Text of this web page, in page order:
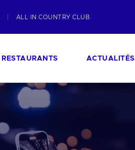
ALL IN COUNTRY CLUB
RESTAURANTS ACTUALITÉS